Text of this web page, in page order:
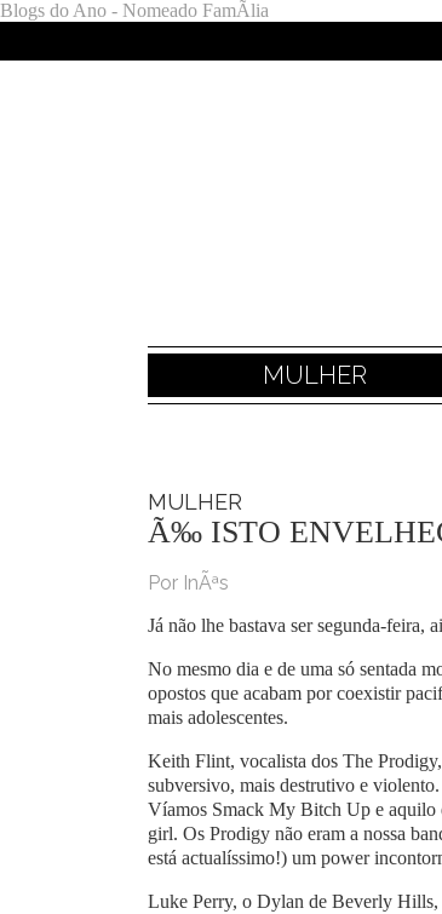
Blogs do Ano - Nomeado FamÃ­lia
MULHER
MULHER
Ã‰ ISTO
Por InÃªs
Já não lhe bastava ser segunda-feira,
No mesmo dia e de uma só sentada
opostos que acabam por coexistir
mais adolescentes.
Keith Flint, vocalista dos The
subversivo, mais destrutivo e
Víamos Smack My Bitch Up e aquilo
girl. Os Prodigy não eram a nossa
está actualíssimo!) um power
Luke Perry, o Dylan de Beverly Hills,